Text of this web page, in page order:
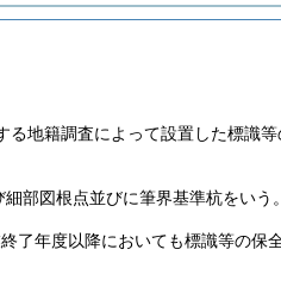
る地籍調査によって設置した標識
部図根点並びに筆界基準杭をいう。
了年度以降においても標識等の保